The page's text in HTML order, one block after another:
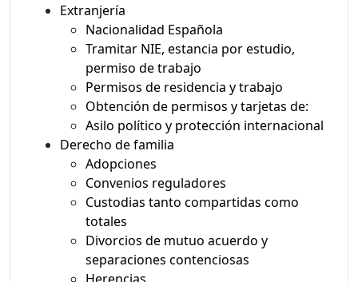
Extranjería
Nacionalidad Española
Tramitar NIE, estancia por estudio,
permiso de trabajo
Permisos de residencia y trabajo
Obtención de permisos y tarjetas de:
Asilo político y protección internacional
Derecho de familia
Adopciones
Convenios reguladores
Custodias tanto compartidas como
totales
Divorcios de mutuo acuerdo y
separaciones contenciosas